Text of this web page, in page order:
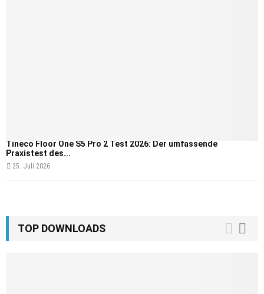
Tineco Floor One S5 Pro 2 Test 2026: Der umfassende
Praxistest des...
25. Juli 2026
TOP DOWNLOADS